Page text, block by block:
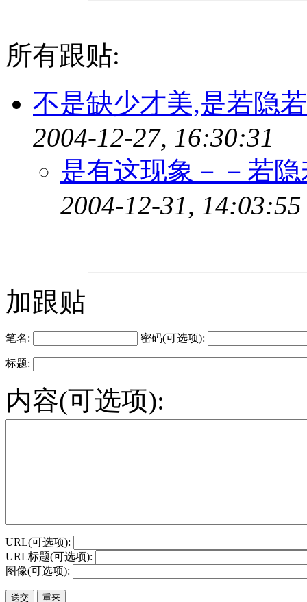
所有跟贴:
不是缺少才美,是若隐
2004-12-27, 16:30:31
是有这现象－－若
2004-12-31, 14:03:55
加跟贴
笔名: 密码(可选项):
标题:
内容(可选项):
URL(可选项):
URL标题(可选项):
图像(可选项):